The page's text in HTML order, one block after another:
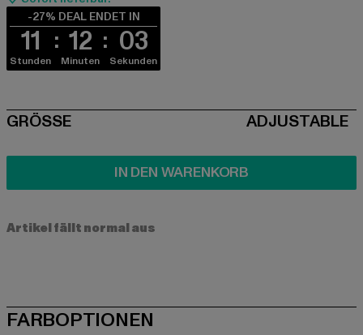
-27% DEAL ENDET IN
11
Stunden
12
Minuten
03
Sekunden
SIZE
GRÖSSE ADJUSTABLE
IN DEN WARENKORB
Artikel fällt normal aus
FARBOPTIONEN